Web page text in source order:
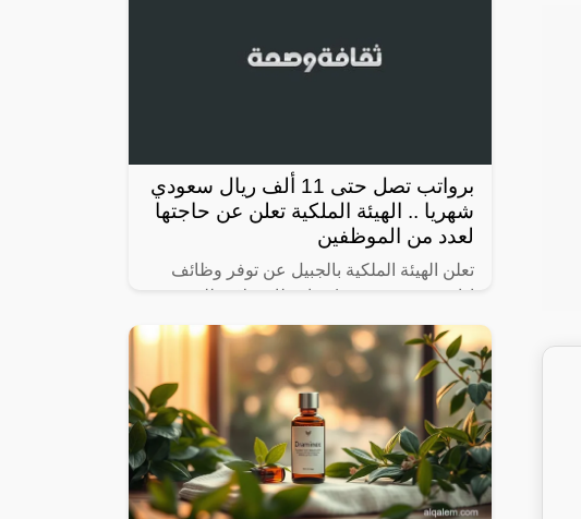
برواتب تصل حتى 11 ألف ريال سعودي
شهريا .. الهيئة الملكية تعلن عن حاجتها
لعدد من الموظفين
تعلن الهيئة الملكية بالجبيل عن توفر وظائف
إدارية وتقنية وفنية (منها وظائف لا تتطلب
الخبرة) للرجال والنساء حملة (الكفاءة، الثانوية،
الدبلوم، البكالوريوس) عبر